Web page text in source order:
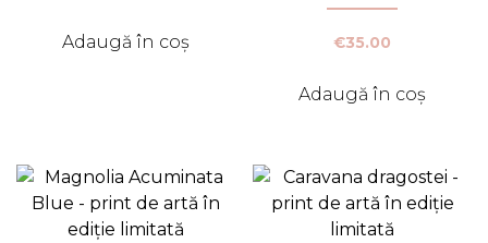
Adaugă în coș €35.00
Adaugă în coș